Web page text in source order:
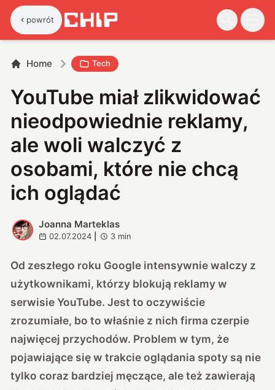
powrót
Home Tech
YouTube miał zlikwidować
nieodpowiednie reklamy,
ale woli walczyć z
osobami, które nie chcą
ich oglądać
J
Joanna Marteklas
02.07.2024 3 min
Od zeszłego roku Google intensywnie walczy z
użytkownikami, którzy blokują reklamy w
serwisie YouTube. Jest to oczywiście
zrozumiałe, bo to właśnie z nich firma czerpie
najwięcej przychodów. Problem w tym, że
pojawiające się w trakcie oglądania spoty są nie
tylko coraz bardziej męczące, ale też zawierają